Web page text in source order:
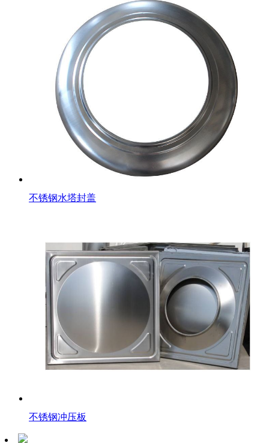
不锈钢水塔封盖
不锈钢冲压板